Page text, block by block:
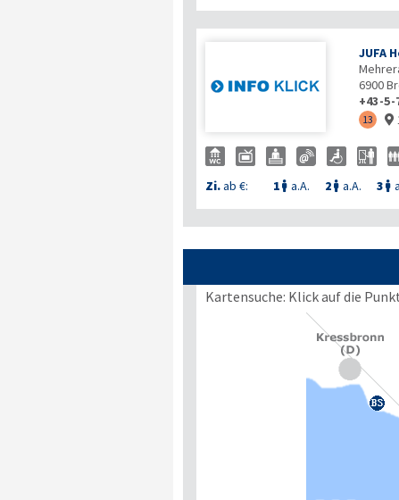
JUFA
6900
+43-5-
13 
Zi.ab €: 1  a.A. 2  a.A. 3 
Kartensuche: Klick auf die